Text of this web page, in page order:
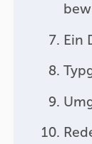
Ein